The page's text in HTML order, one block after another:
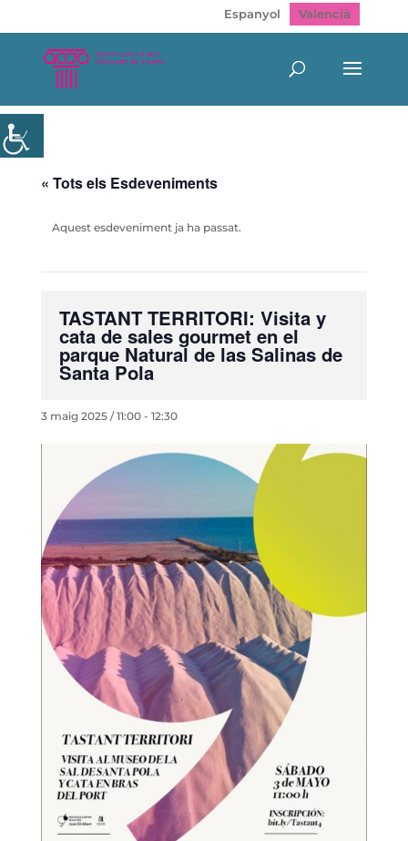
Espanyol Valencià
« Tots els Esdeveniments
Aquest esdeveniment ja ha passat.
TASTANT TERRITORI: Visita y
cata de sales gourmet en el
parque Natural de las Salinas de
Santa Pola
3 maig 2025 / 11:00- 12:30